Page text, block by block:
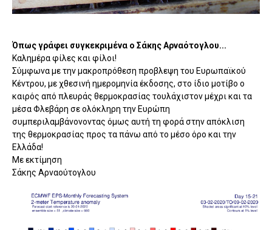
Όπως γράφει συγκεκριμένα ο Σάκης Αρναότογλου...
Καλημέρα φίλες και φίλοι!
Σύμφωνα με την μακροπρόθεση προβλεψη του Ευρωπαϊκού
Κέντρου, με χθεσινή ημερομηνία έκδοσης, στο ίδιο μοτίβο ο
καιρός από πλευράς θερμοκρασίας τουλάχιστον μέχρι και τα
μέσα Φλεβάρη σε ολόκληρη την Ευρώπη
συμπεριλαμβάνονοντας όμως αυτή τη φορά στην απόκλιση
της θερμοκρασίας προς τα πάνω από το μέσο όρο και την
Ελλάδα!
Με εκτίμηση
Σάκης Αρναούτογλου